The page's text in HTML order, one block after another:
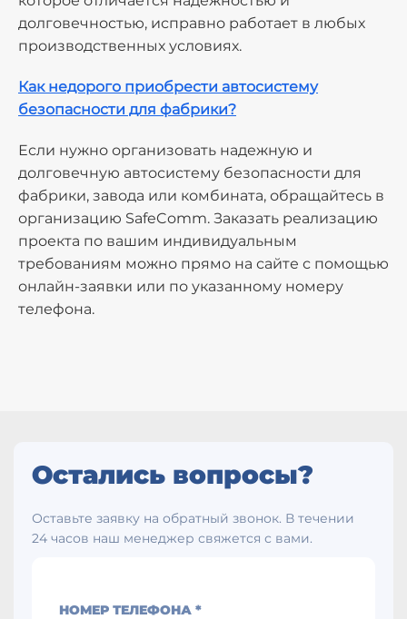
долговечностью, исправно работает в любых
производственных условиях.
Как недорого приобрести автосистему
безопасности для фабрики?
Если нужно организовать надежную и
долговечную автосистему безопасности для
фабрики, завода или комбината, обращайтесь в
организацию SafeComm. Заказать реализацию
проекта по вашим индивидуальным
требованиям можно прямо на сайте с помощью
онлайн-заявки или по указанному номеру
телефона.
Остались вопросы?
Оставьте заявку на обратный звонок. В течении
24 часов наш менеджер свяжется с вами.
НОМЕР ТЕЛЕФОНА *